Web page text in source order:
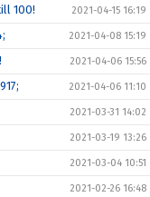
100! 2021-04-15 16:19
2021-04-08 15:19
2021-04-06 15:56
2021-04-06 11:10
2021-03-31 14:02
2021-03-19 13:26
2021-03-04 10:51
2021-02-26 16:48